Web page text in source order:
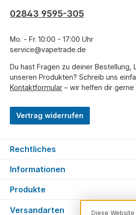
02843 9595-305
Mo. - Fr. 10:00 - 17:00 Uhr
service@vapetrade.de
Du hast Fragen zu deiner Bestellung,
unseren Produkten? Schreib uns
Kontaktformular – wir helfen dir gerne
Vertrag widerrufen
Rechtliches
Informationen
Produkte
Versandarten Diese